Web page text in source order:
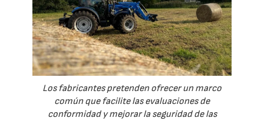
Los fabricantes pretenden ofrecer un marco
común que facilite las evaluaciones de
conformidad y mejorar la seguridad de las